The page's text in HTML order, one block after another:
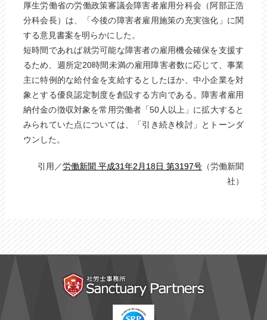
厚生労働省の労働政策審議会障害者雇用分科会（阿部正浩
分科会長）は、「今後の障害者雇用施策の充実強化」に関
する意見書案を明らかにした。
短時間であれば就労可能な障害者の雇用機会確保を支援す
るため、週所定20時間未満の雇用障害者数に応じて、事業
主に特例的な給付金を支給するとしたほか、中小企業を対
象とする優良認定制度を創設する方向である。障害者雇用
納付金の徴収対象を常用労働者「50人以上」に拡大すると
みられていた点については、「引き続き検討」とトーンダ
ウンした。
引用／労働新聞 平成31年2月18日 第3197号 （労働新聞
社）